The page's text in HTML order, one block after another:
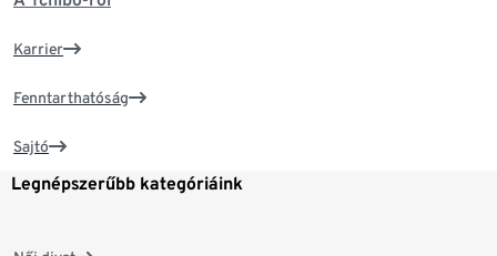
Karrier
Fenntarthatóság
Sajtó
Legnépszerűbb kategóriáink